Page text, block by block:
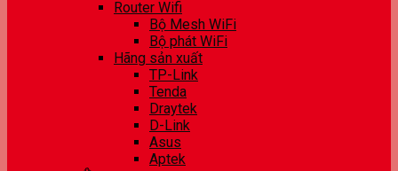
Router Wifi
Bộ Mesh WiFi
Bộ phát WiFi
Hãng sản xuất
TP-Link
Tenda
Draytek
D-Link
Asus
Aptek